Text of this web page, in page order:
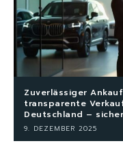
Zuverlässiger
transparente
Deutschland –
9. DEZEMBER 2025